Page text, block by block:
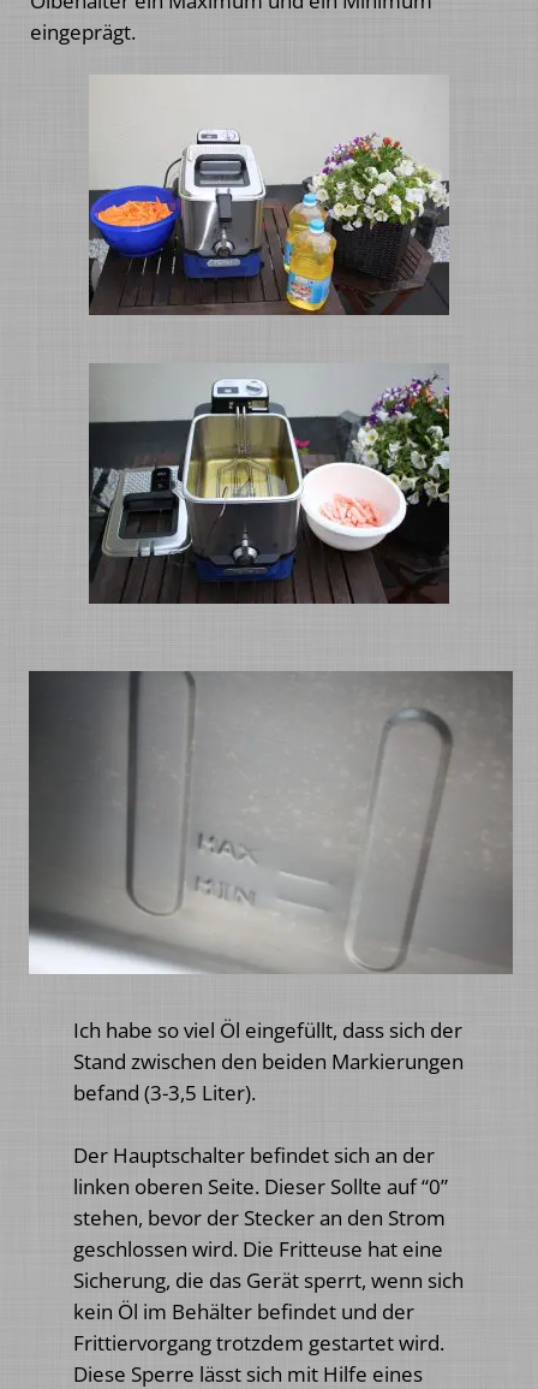
eingeprägt.
Ich habe so viel Öl eingefüllt, dass sich der
Stand zwischen den beiden Markierungen
befand (3-3,5 Liter).
Der Hauptschalter befindet sich an der
linken oberen Seite. Dieser Sollte auf “0”
stehen, bevor der Stecker an den Strom
geschlossen wird. Die Fritteuse hat eine
Sicherung, die das Gerät sperrt, wenn sich
kein Öl im Behälter befindet und der
Frittiervorgang trotzdem gestartet wird.
Diese Sperre lässt sich mit Hilfe eines